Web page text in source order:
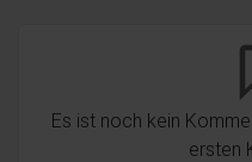
Es ist noch kein
ersten